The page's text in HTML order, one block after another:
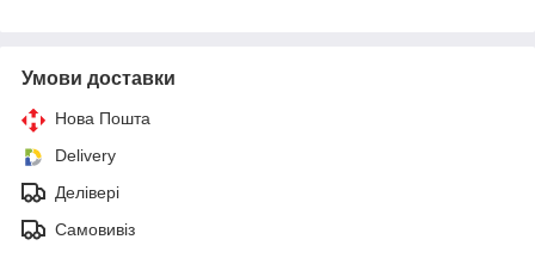
Умови доставки
Нова Пошта
Delivery
Делівері
Самовивіз